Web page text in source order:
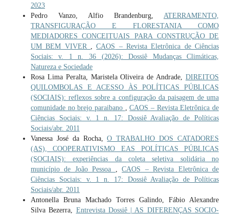
2023
Pedro Vanzo, Alfio Brandenburg,ATERRAMENTO,
TRANSFIGURAÇÃO E FLORESTANIA COMO
MEDIADORES CONCEITUAIS PARA CONSTRUÇÃO DE
UM BEM VIVER ,CAOS – Revista Eletrônica de Ciências
Sociais: v. 1 n. 36 (2026): Dossiê Mudanças Climáticas,
Natureza e Sociedade
Rosa Lima Peralta, Maristela Oliveira de Andrade,DIREITOS
QUILOMBOLAS E ACESSO ÀS POLÍTICAS PÚBLICAS
(SOCIAIS): reflexos sobre a configuração da paisagem de uma
comunidade no brejo paraibano ,CAOS – Revista Eletrônica de
Ciências Sociais: v. 1 n. 17: Dossiê Avaliação de Políticas
Sociais/abr. 2011
Vanessa José da Rocha,O TRABALHO DOS CATADORES
(AS), COOPERATIVISMO EAS POLÍTICAS PÚBLICAS
(SOCIAIS): experiências da coleta seletiva solidária no
município de João Pessoa ,CAOS – Revista Eletrônica de
Ciências Sociais: v. 1 n. 17: Dossiê Avaliação de Políticas
Sociais/abr. 2011
Antonella Bruna Machado Torres Galindo, Fábio Alexandre
Silva Bezerra, Entrevista Dossiê | AS DIFERENÇAS SOCIO-